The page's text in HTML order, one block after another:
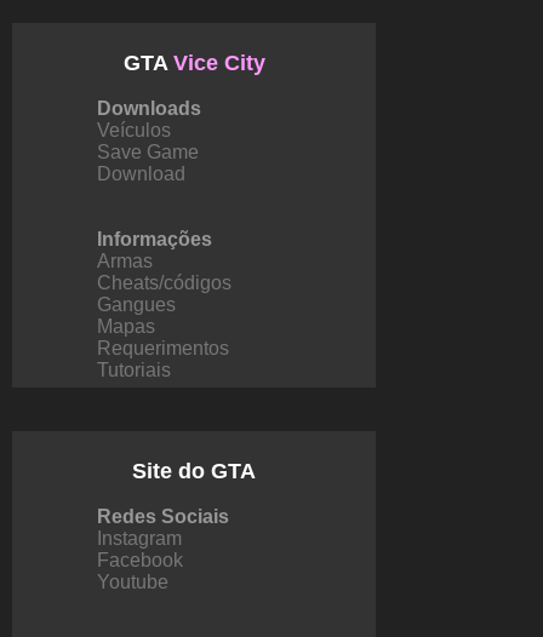
GTA Vice City
Downloads
Veículos
Save Game
Download
Informações
Armas
Cheats/códigos
Gangues
Mapas
Requerimentos
Tutoriais
Site do GTA
Redes Sociais
Instagram
Facebook
Youtube